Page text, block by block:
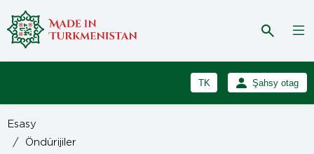
TK
RU
Şahsy otag
Esasy
/
Öndürijiler